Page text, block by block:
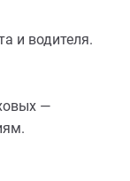
и водителя.
—